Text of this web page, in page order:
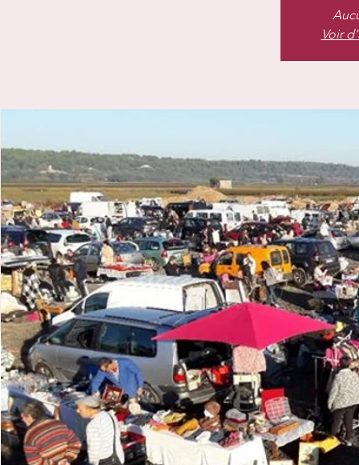
Voir